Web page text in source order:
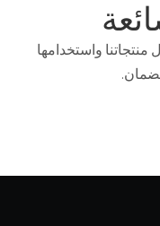
واستخدامها